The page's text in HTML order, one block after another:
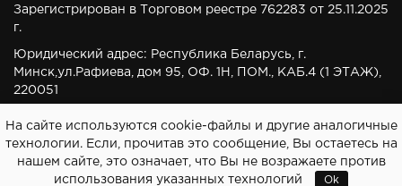
Зарегистрирован в Торговом реестре 762283 от 25.11.2025
г.
Юридический адрес: Республика Беларусь, г.
Минск,ул.Рафиева, дом 95, ОФ. 1Н, ПОМ., КАБ.4 (1 ЭТАЖ),
220051
Все права защищены © 2025 |
Создание интернет-
На сайте используются cookie-файлы и другие аналогичные
технологии. Если, прочитав это сообщение, Вы остаетесь на
нашем сайте, это означает, что Вы не возражаете против
использования указанных технологий
Ok